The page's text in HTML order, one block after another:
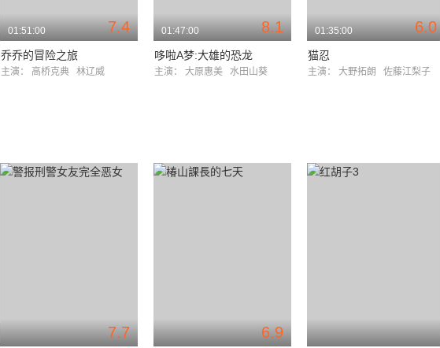
7.4
01:51:00
乔乔的冒险之旅
主演： 高桥克典 林辽威
8.1
01:47:00
哆啦A梦:大雄的恐龙
主演： 大原惠美 水田山葵
6.0
01:35:00
猫忍
主演： 大野拓朗 佐藤江梨子
7.7 6.9